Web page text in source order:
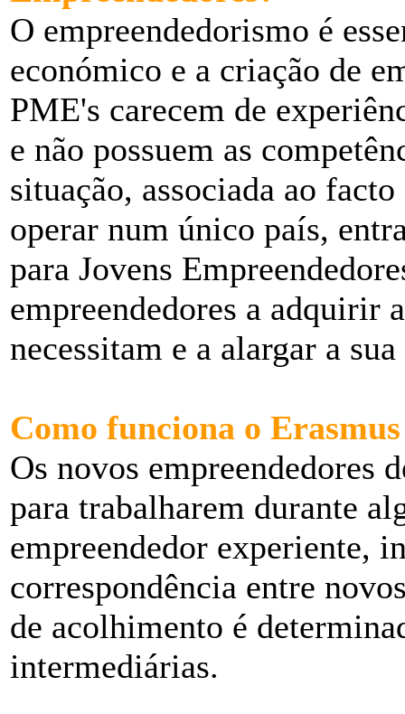
O empreendedorismo é
económico e a criação de
PME's carecem de
e não possuem as
situação, associada ao
operar num único país,
para Jovens
empreendedores a adquirir
necessitam e a alargar a
Como funciona o
Os novos empreendedores
para trabalharem durante
empreendedor experiente,
correspondência entre
de acolhimento é
intermediárias.